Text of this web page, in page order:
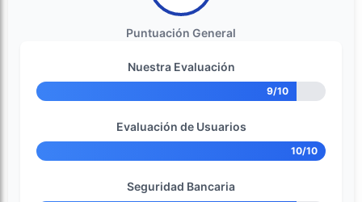
Puntuación General
Nuestra Evaluación
9/10
Evaluación de Usuarios
10/10
Seguridad Bancaria